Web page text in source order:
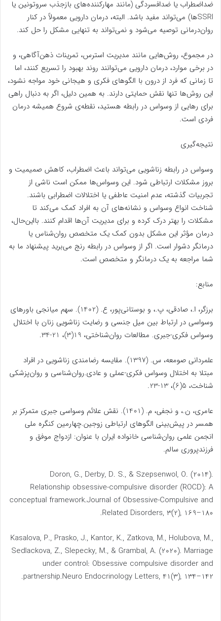
ضداضطراب یا ضدافسردگی (مانند مهارکننده‌های بازجذب سروتونین یا
SSRIها) می‌تواند مفید باشد. البته، درمان دارویی معمولاً در کنار
روان‌درمانی توصیه می‌شود و نمی‌تواند به تنهایی مشکل را حل کند.
در مجموع، روش‌هایی مانند مدیریت استرس، تمرینات ذهن‌آگاهی، و
در برخی موارد، درمان دارویی می‌توانند روند بهبود را تسریع کنند، اما
تا زمانی که فرد از درون با الگوهای فکری و هیجانی خود مواجه نشود،
این روش‌ها تنها نقش حمایتی دارند. به همین دلیل، اگر به دنبال راهی
برای رهایی از وسواس در رابطه هستید، نقطه‌ی شروع همیشه درمان
فردی است.
نتیجه‌گیری
وسواس در رابطه زناشویی می‌تواند باعث اضطراب، کاهش صمیمیت و
بروز مشکلات ارتباطی شود. این وسواس‌ها ممکن است ناشی از
تجربیات گذشته، عدم امنیت عاطفی یا اختلالات اضطرابی باشند.
شناخت انواع وسواس و نشانه‌های آن به افراد کمک می‌کند تا
مشکلات را بهتر درک کرده و برای مدیریت آن‌ها اقدام کنند. بااین‌حال،
درمان مؤثر این مشکل بدون کمک یک متخصص روان‌شناس یا
درمانگر دشوار است. اگر از وسواس در رابطه رنج می‌برید پیشنهاد ما به
شما مراجعه به یک درمانگر و متخصص است.
منابع:
برزگر، ا.، صادقی، پ.، و بوستانی‌پور، ع. (1402). سهم میانجی باورهای
وسواسی در ارتباط بین میل جنسی و رضایت زناشویی زنان با اختلال
وسواس فکری-جبری. مطالعات روان‌شناختی، 19(3)، 21-34.
علمردانی صومعه، س. (1397). مقایسه رضامندی زناشویی در افراد
مبتلا به اختلال وسواس فکری-عملی و عادی.روان‌شناسی و روان‌پزشکی
شناخت، 5(6)، 13-23.
عامری، ن.، و نجفی، م. (1401). نقش علائم وسواسی جبری متمرکز بر
همسر در پیش‌بینی الگوهای ارتباطی زوجین.چهارمین کنگره ملی
انجمن علمی روان‌شناسی خانواده ایران با عنوان: ازدواج موفق و
فرزندپروری سالم.
Doron, G., Derby, D. S., & Szepsenwol, O. (2014).
Relationship obsessive-compulsive disorder (ROCD): A
conceptual framework.Journal of Obsessive-Compulsive and
Related Disorders, 3(2), 169–180.
Kasalova, P., Prasko, J., Kantor, K., Zatkova, M., Holubova, M.,
Sedlackova, Z., Slepecky, M., & Grambal, A. (2020). Marriage
under control: Obsessive compulsive disorder and
partnership.Neuro Endocrinology Letters, 41(3), 134–142.